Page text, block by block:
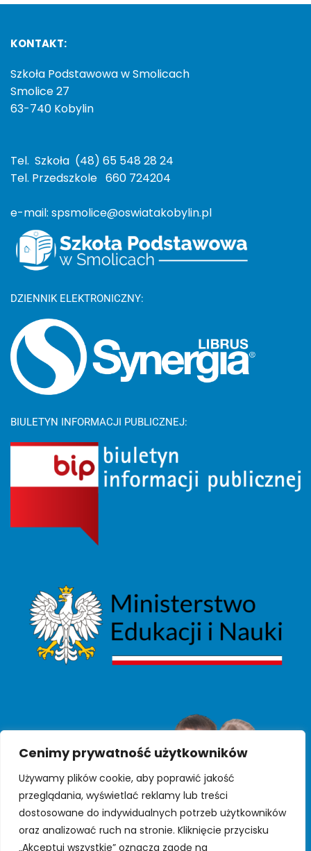
Cenimy prywatność użytkowników
Używamy plików cookie, aby poprawić jakość
przeglądania, wyświetlać reklamy lub treści
dostosowane do indywidualnych potrzeb użytkowników
oraz analizować ruch na stronie. Kliknięcie przycisku
„Akceptuj wszystkie” oznacza zgodę na
KONTAKT:
Szkoła Podstawowa w Smolicach
Smolice 27
63-740 Kobylin
Tel. Szkoła (48) 65 548 28 24
Tel. Przedszkole 660 724204
e-mail: spsmolice@oswiatakobylin.pl
DZIENNIK ELEKTRONICZNY:
BIULETYN INFORMACJI PUBLICZNEJ: